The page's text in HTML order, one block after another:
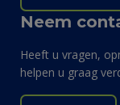
Neem
Heeft u vragen,
helpen u graag